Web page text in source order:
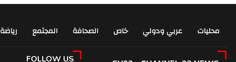
رياضة المجتمع الصحافة خاص عربي ودولي
محليات
FOLLOW US